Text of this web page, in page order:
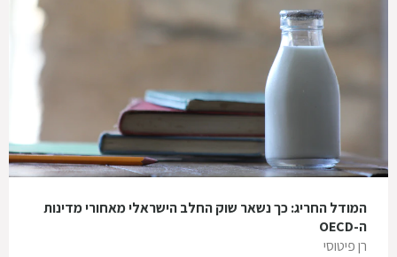
המודל החריג: כך נשאר שוק החלב הישראלי מאחורי מדינות
ה-OECD
רן פיטוסי